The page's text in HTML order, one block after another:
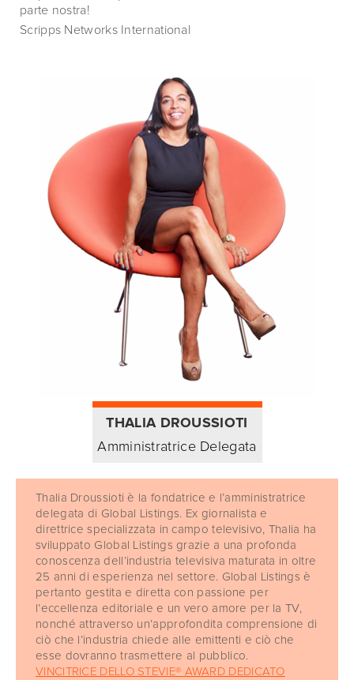
parte nostra!
Scripps Networks International
THALIA DROUSSIOTI
Amministratrice Delegata
Thalia Droussioti è la fondatrice e l’amministratrice
delegata di Global Listings. Ex giornalista e
direttrice specializzata in campo televisivo, Thalia ha
sviluppato Global Listings grazie a una profonda
conoscenza dell’industria televisiva maturata in oltre
25 anni di esperienza nel settore. Global Listings è
pertanto gestita e diretta con passione per
l’eccellenza editoriale e un vero amore per la TV,
nonché attraverso un’approfondita comprensione di
ciò che l’industria chiede alle emittenti e ciò che
esse dovranno trasmettere al pubblico.
VINCITRICE DELLO STEVIE® AWARD DEDICATO